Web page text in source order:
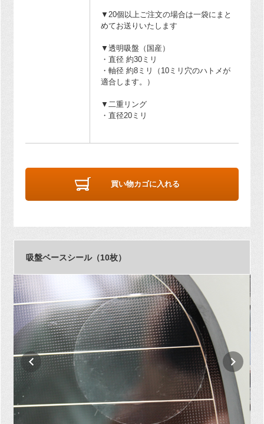
▼20個以上ご注文の場合は一袋にまと
めてお送りいたします
▼透明吸盤（国産）
・直径 約30ミリ
・軸径 約8ミリ（10ミリ穴のハトメが
適合します。）
▼二重リング
・直径20ミリ
買い物カゴに入れる
吸盤ベースシール（10枚）